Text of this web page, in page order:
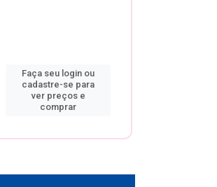
Faça seu login ou
cadastre-se para
ver preços e
comprar